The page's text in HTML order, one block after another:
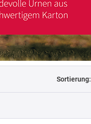
Sortierung: